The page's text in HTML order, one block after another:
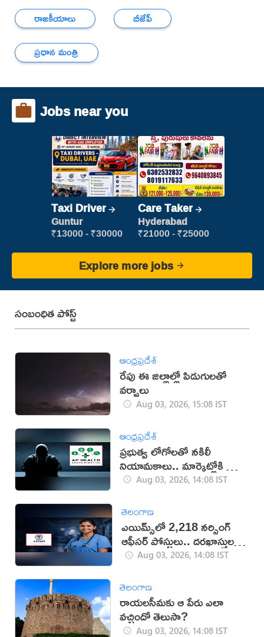
రాజకీయాలు
బీజేపీ
ప్రధాన మంత్రి
Jobs near you
Taxi Driver
Guntur
₹13000 - ₹30000
Care Taker
Hyderabad
₹21000 - ₹25000
Explore more jobs
సంబంధిత పోస్ట్
ఆంధ్రప్రదేశ్
రేపు ఈ జిల్లాల్లో పిడుగులతో
వర్షాలు
Aug 03, 2026, 15:08 IST
ఆంధ్రప్రదేశ్
ప్రభుత్వ లోగోలతో నకిలీ
నియామకాలు.. మార్కెట్లోకి కొత్త
దందా!Aug 03, 2026, 14:08 IST
తెలంగాణ
ఎయిమ్స్‌లో 2,218 నర్సింగ్
ఆఫీసర్ పోస్టులు.. దరఖాస్తులకు
చివరి తేదీ ఆగస్టు 13
Aug 03, 2026, 14:08 IST
తెలంగాణ
రాయలసీమకు ఆ పేరు ఎలా
వచ్చిందో తెలుసా?
Aug 03, 2026, 14:08 IST